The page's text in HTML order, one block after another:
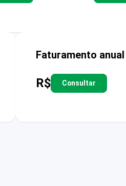
Faturamento anual
R$ Consultar